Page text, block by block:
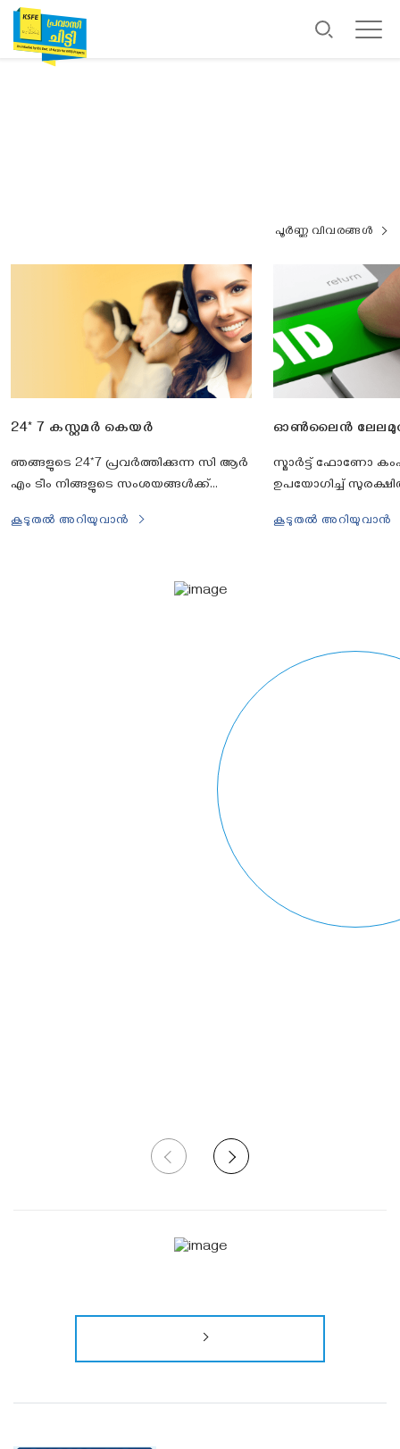
പൂർണ്ണ വിവരങ്ങൾ
24* 7 കസ്റ്റമർ കെയർ
ഞങ്ങളുടെ 24*7 പ്രവർത്തിക്കുന്ന സി ആർ
എം ടീം നിങ്ങളുടെ സംശയങ്ങൾക്ക്
യഥാസമയം മറുപടി നൽകുന്നു.
കൂടുതൽ അറിയുവാൻ
ഓൺലൈൻ
സ്മാര്‍ട്ട് ഫോണോ
ഉപയോഗിച്ച്
കൂടുതൽ അറിയുവാൻ